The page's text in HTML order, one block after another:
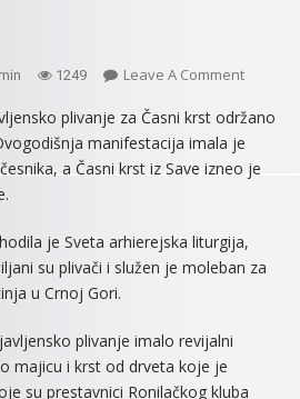
1249 Leave A CommentOn
PLIVANJE
ZA
ČASNI
ZNAKU
GORI
plivanje za Časni krst održano
manifestacija imala je
a Časni krst iz Save izneo je
je Sveta arhierejska liturgija,
su plivači i služen je moleban za
u Crnoj Gori.
plivanje imalo revijalni
majicu i krst od drveta koje je
su prestavnici Ronilačkog kluba